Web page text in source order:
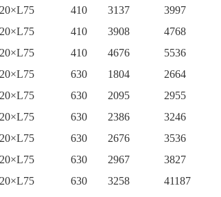
410 3137 3997
410 3908 4768
410 4676 5536
630 1804 2664
630 2095 2955
630 2386 3246
630 2676 3536
630 2967 3827
630 3258 41187